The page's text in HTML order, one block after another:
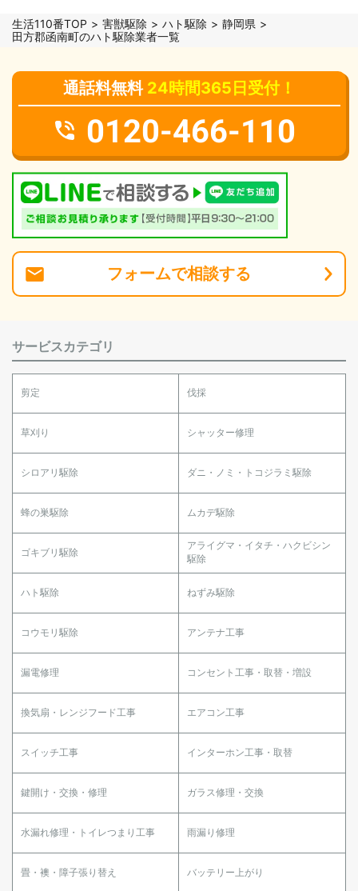
生活110番TOP 害獣駆除 ハト駆除
静岡県
田方郡函南町のハト駆除業者一覧
通話料無料 24時間365日受付！
0120-466-110
フォームで相談する
サービスカテゴリ
剪定 伐採
草刈り シャッター修理
シロアリ駆除 ダニ・ノミ・トコジラミ駆除
蜂の巣駆除 ムカデ駆除
ゴキブリ駆除
アライグマ・イタチ・ハクビシン
駆除
ハト駆除 ねずみ駆除
コウモリ駆除 アンテナ工事
漏電修理 コンセント工事・取替・増設
換気扇・レンジフード工事 エアコン工事
スイッチ工事 インターホン工事・取替
鍵開け・交換・修理 ガラス修理・交換
水漏れ修理・トイレつまり工事 雨漏り修理
畳・襖・障子張り替え バッテリー上がり